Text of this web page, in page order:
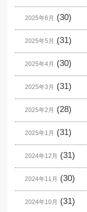
2025年6月 (30)
2025年5月 (31)
2025年4月 (30)
2025年3月 (31)
2025年2月 (28)
2025年1月 (31)
2024年12月 (31)
2024年11月 (30)
2024年10月 (31)